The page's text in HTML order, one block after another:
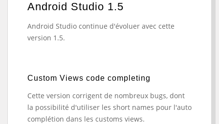
Android Studio 1.5
Android Studio continue d'évoluer avec cette
version 1.5.
Custom Views code completing
Cette version corrigent de nombreux bugs, dont
la possibilité d'utiliser les short names pour l'auto
complétion dans les customs views.